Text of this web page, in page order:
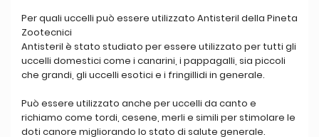
Per quali uccelli può essere utilizzato Antisteril della Pineta
Zootecnici
Antisteril è stato studiato per essere utilizzato per tutti gli
uccelli domestici come i canarini, i pappagalli, sia piccoli
che grandi, gli uccelli esotici e i fringillidi in generale.
Può essere utilizzato anche per uccelli da canto e
richiamo come tordi, cesene, merli e simili per stimolare le
doti canore migliorando lo stato di salute generale.